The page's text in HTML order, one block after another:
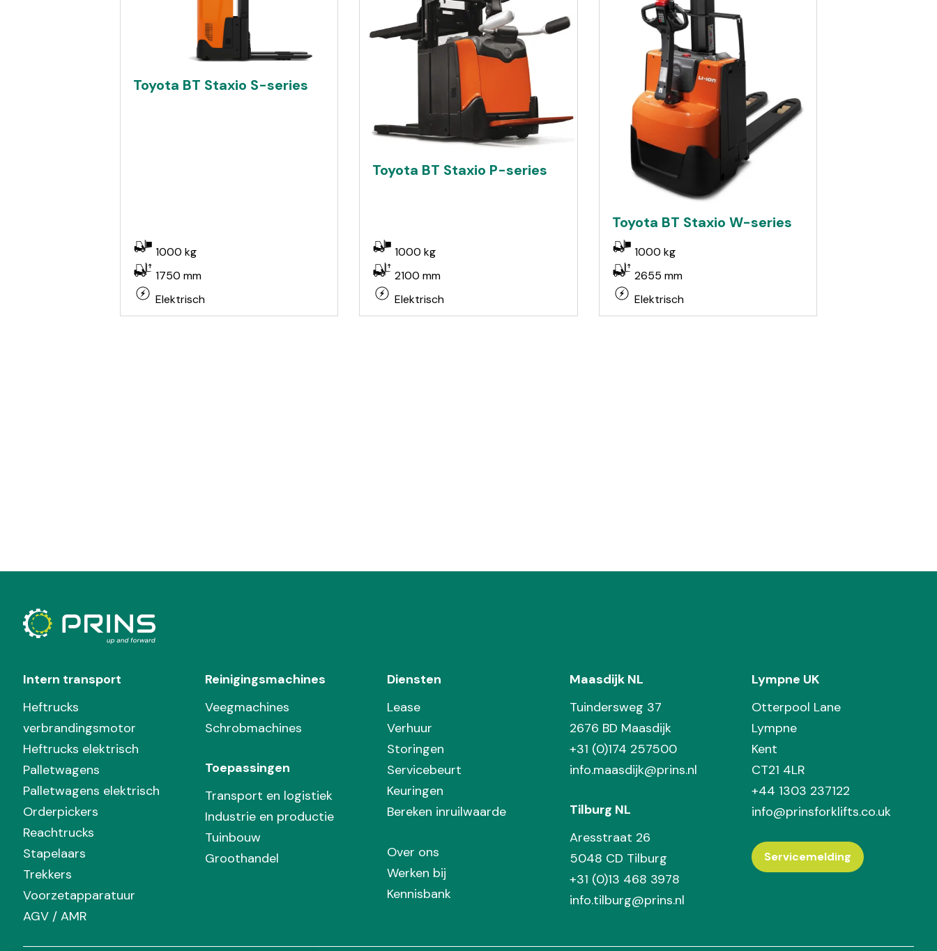
Toyota BT Staxio S-series
1000 kg
1750 mm
Elektrisch
Toyota BT Staxio P-series
1000 kg
2100 mm
Elektrisch
Toyota BT Staxio W-series
1000 kg
2655 mm
Elektrisch
Intern transport
Heftrucks
verbrandingsmotor
Heftrucks elektrisch
Palletwagens
Palletwagens elektrisch
Orderpickers
Reachtrucks
Stapelaars
Trekkers
Voorzetapparatuur
AGV / AMR
Reinigingsmachines
Veegmachines
Schrobmachines
Toepassingen
Transport en logistiek
Industrie en productie
Tuinbouw
Groothandel
Diensten
Lease
Verhuur
Storingen
Servicebeurt
Keuringen
Bereken inruilwaarde
Over ons
Werken bij
Kennisbank
Maasdijk NL
Tuindersweg 37
2676 BD Maasdijk
+31 (0)174 257500
info.maasdijk@prins.nl
Tilburg NL
Aresstraat 26
5048 CD Tilburg
+31 (0)13 468 3978
info.tilburg@prins.nl
Lympne UK
Otterpool Lane
Lympne
Kent
CT21 4LR
+44 1303 237122
info@prinsforklifts.co.uk
Servicemelding